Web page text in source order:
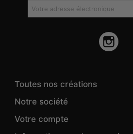
Toutes nos créations
Notre société
Votre compte